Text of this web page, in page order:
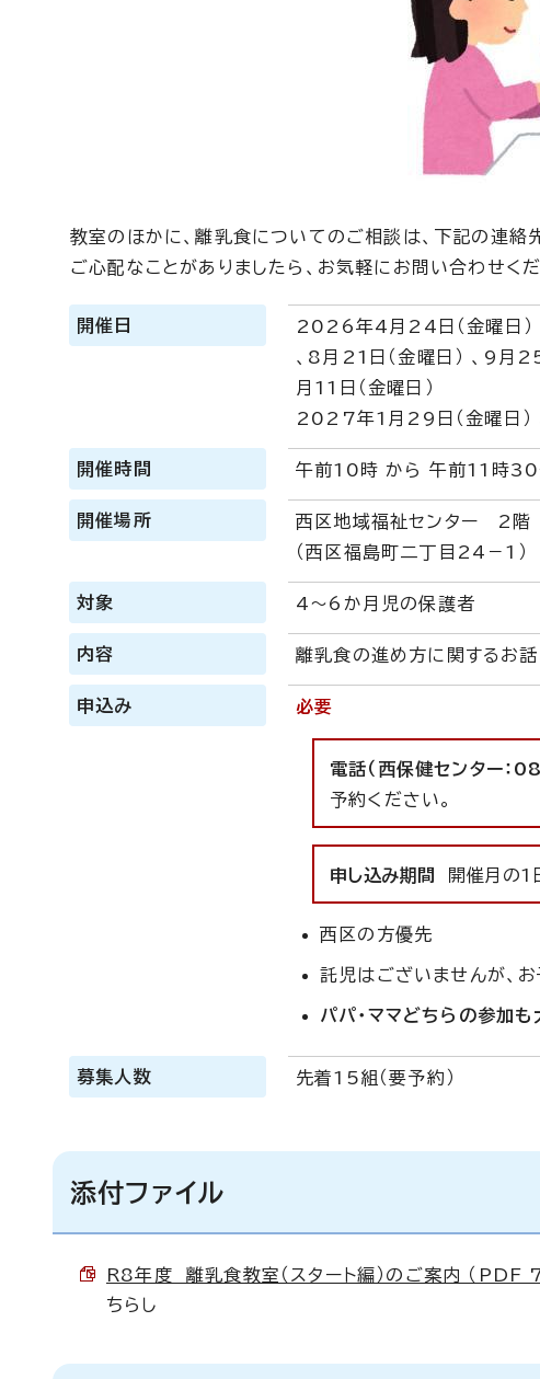
教室のほかに、離乳食についてのご相談は、下記の連絡
ご心配なことがありましたら、お気軽にお問い合わせくだ
開催日
2026年4月24日（金曜日）
、8月21日（金曜日） 、9月
月11日（金曜日）
2027年1月29日（金曜日）
開催時間 午前10時 から 午前11時30
開催場所
西区地域福祉センター 2階
（西区福島町二丁目24－1）
対象 4～6か月児の保護者
内容 離乳食の進め方に関するお話
申込み 必要
電話（西保健センター
予約ください。
申し込み期間 開催月の1
西区の方優先
託児はございませんが、
パパ・ママどちらの参加も
募集人数 先着15組（要予約）
添付ファイル
R8年度 離乳食教室（スタート編）のご案内 （
ちらし